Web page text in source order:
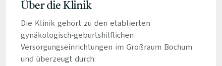
Über die Klinik
Die Klinik gehört zu den etablierten
gynäkologisch-geburtshilflichen
Versorgungseinrichtungen im Großraum Bochum
und überzeugt durch: